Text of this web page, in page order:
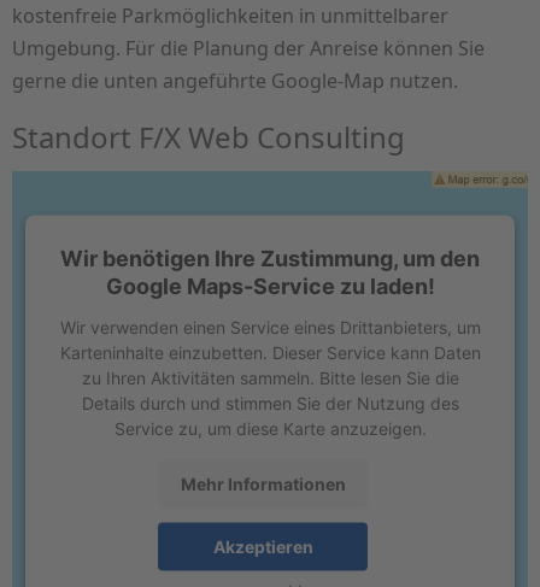
kostenfreie Parkmöglichkeiten in unmittelbarer
Umgebung. Für die Planung der Anreise können Sie
gerne die unten angeführte Google-Map nutzen.
Standort F/X Web Consulting
Wir benötigen Ihre Zustimmung, um den
Google Maps-Service zu laden!
Wir verwenden einen Service eines Drittanbieters, um
Karteninhalte einzubetten. Dieser Service kann Daten
zu Ihren Aktivitäten sammeln. Bitte lesen Sie die
Details durch und stimmen Sie der Nutzung des
Service zu, um diese Karte anzuzeigen.
Mehr Informationen
Akzeptieren